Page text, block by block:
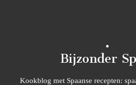
Bijzonder
Kookblog met Spaanse recepten: